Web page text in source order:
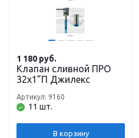
Клапан сливной ПРО
32х1”П Джилекс
11 шт.
Артикул: 9160
1 180 руб.
В корзину